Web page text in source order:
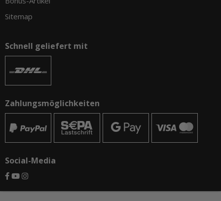
Sitemap
Schnell geliefert mit
Zahlungsmöglichkeiten
Social-Media